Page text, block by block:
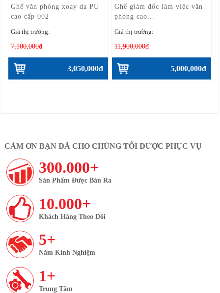
Ghế văn phòng xoay da PU
cao cấp 002
Giá thị trường:
7,100,000đ
3,050,000đ
Ghế giám đốc làm việc văn
phòng cao...
Giá thị trường:
11,900,000đ
5,000,000đ
CẢM ƠN BẠN ĐÃ CHO CHÚNG TÔI ĐƯỢC PHỤC VỤ
300.000+
Sản Phẩm Được Bán Ra
10.000+
Khách Hàng Theo Dõi
5+
Năm Kinh Nghiệm
1+
Trung Tâm